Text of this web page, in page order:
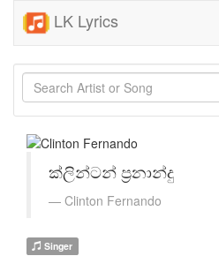
LK Lyrics
ක්ලින්ටන් ප්‍රනාන්දු
Clinton Fernando
Singer